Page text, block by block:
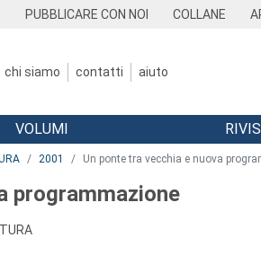
PUBBLICARE CON NOI COLLANE
chi siamo contatti aiuto
VOLUMI
2001 Un ponte tra vecchia e nuova
programmazione